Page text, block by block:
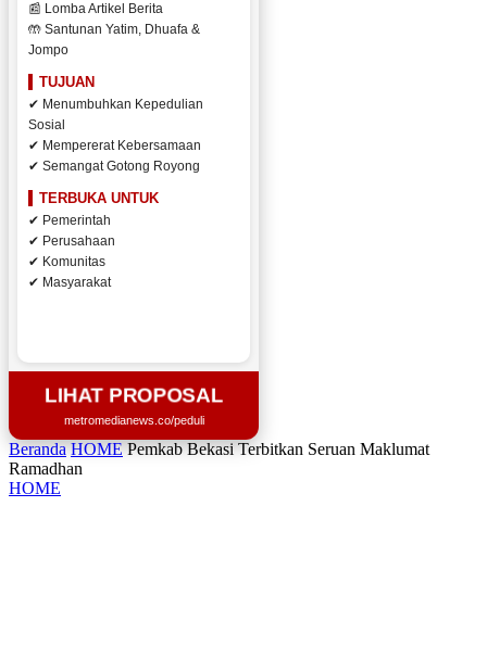
📰 Lomba Artikel Berita
🤲 Santunan Yatim, Dhuafa &
Jompo
TUJUAN
✔ Menumbuhkan Kepedulian
Sosial
✔ Mempererat Kebersamaan
✔ Semangat Gotong Royong
TERBUKA UNTUK
✔ Pemerintah
✔ Perusahaan
✔ Komunitas
✔ Masyarakat
LIHAT PROPOSAL
metromedianews.co/peduli
Beranda HOME Pemkab Bekasi Terbitkan Seruan Maklumat
Ramadhan
HOME